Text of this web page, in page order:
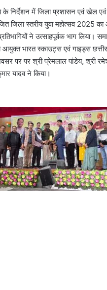
में जिला प्रशासन एवं खेल एवं
जिला स्तरीय युवा महोत्सव 2025
ने उत्साहपूर्वक भाग लिया।
भारत स्काउट्स एवं गाइड्स
पर पर श्री प्रेमलाल पांडेय, श्री रमेश
यादव ने किया।